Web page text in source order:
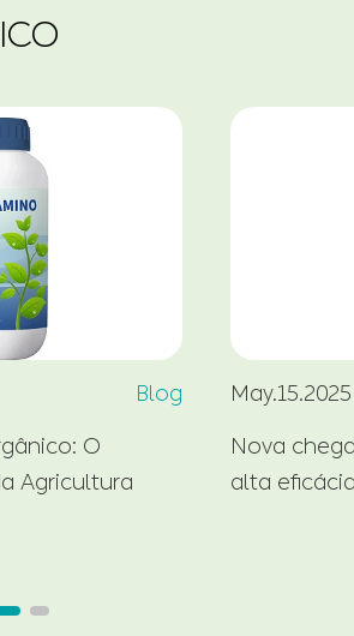
Blog
O
Agricultura
May.15.2025
Nova
alta